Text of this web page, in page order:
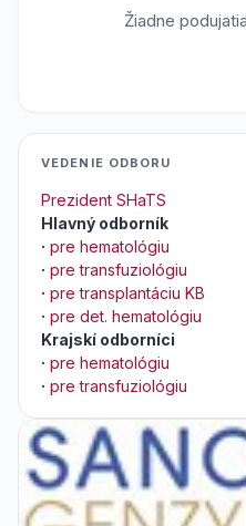
Žiadne
VEDENIE ODBORU
Prezident SHaTS
Hlavný odborník
· pre hematológiu
· pre transfuziológiu
· pre transplantáciu KB
· pre det. hematológiu
Krajskí odborníci
· pre hematológiu
· pre transfuziológiu